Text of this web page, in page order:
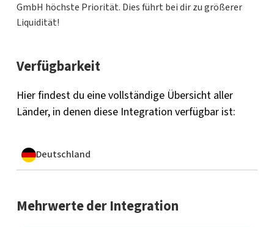
GmbH höchste Priorität. Dies führt bei dir zu größerer
Liquidität!
Verfügbarkeit
Hier findest du eine vollständige Übersicht aller
Länder, in denen diese Integration verfügbar ist:
Deutschland
Mehrwerte der Integration